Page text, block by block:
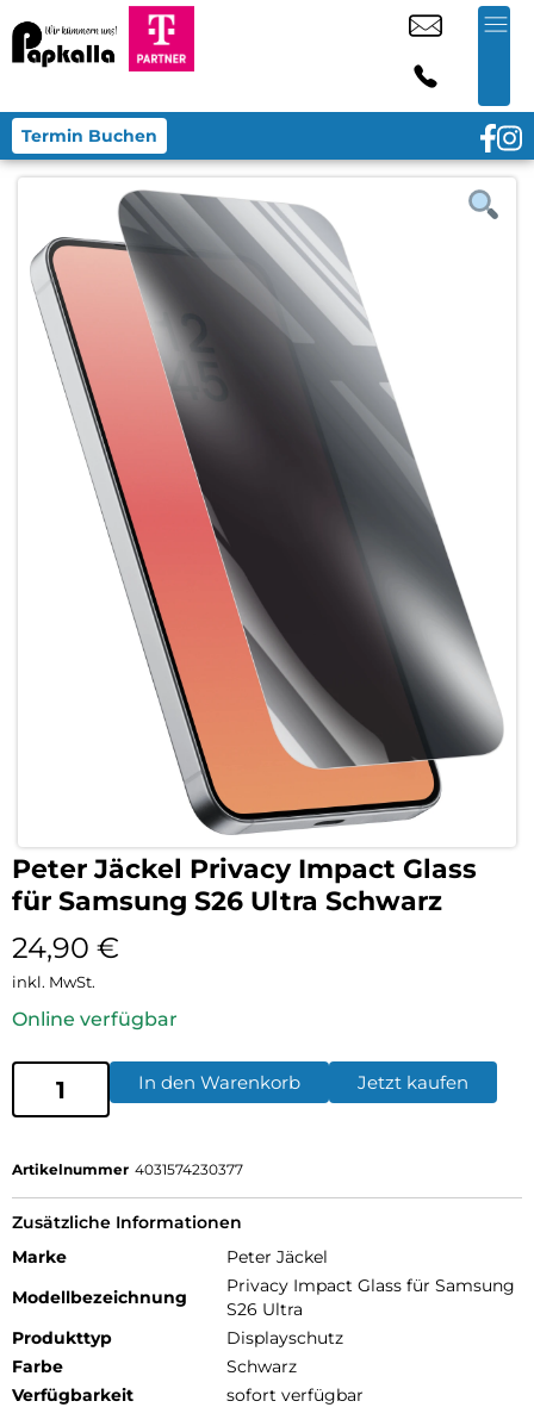
Termin Buchen
Peter Jäckel Privacy Impact Glass
für Samsung S26 Ultra Schwarz
24,90 €
inkl. MwSt.
Online verfügbar
In den Warenkorb Jetzt kaufen
Artikelnummer 4031574230377
Zusätzliche Informationen
Marke
Peter Jäckel
Modellbezeichnung
Privacy Impact Glass für Samsung
S26 Ultra
Produkttyp
Displayschutz
Farbe
Schwarz
Verfügbarkeit
sofort verfügbar